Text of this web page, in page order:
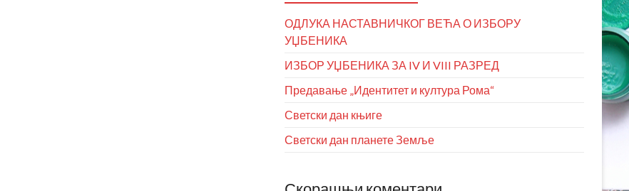
ОДЛУКА НАСТАВНИЧКОГ ВЕЋА О ИЗБОРУ
УЏБЕНИКА
ИЗБОР УЏБЕНИКА ЗА IV И VIII РАЗРЕД
Предавање „Идентитет и култура Рома“
Светски дан књиге
Светски дан планете Земље